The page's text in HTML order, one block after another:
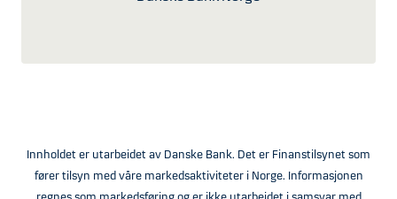
Innholdet er utarbeidet av Danske Bank. Det er Finanstilsynet som
fører tilsyn med våre markedsaktiviteter i Norge. Informasjonen